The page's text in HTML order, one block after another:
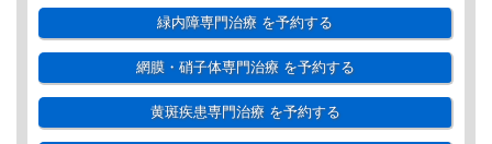
緑内障専門治療 を予約する
網膜・硝子体専門治療を予約する
黄斑疾患専門治療を予約する